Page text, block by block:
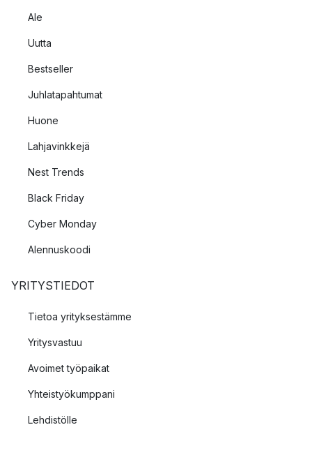
Ale
Uutta
Bestseller
Juhlatapahtumat
Huone
Lahjavinkkejä
Nest Trends
Black Friday
Cyber Monday
Alennuskoodi
YRITYSTIEDOT
Tietoa yrityksestämme
Yritysvastuu
Avoimet työpaikat
Yhteistyökumppani
Lehdistölle